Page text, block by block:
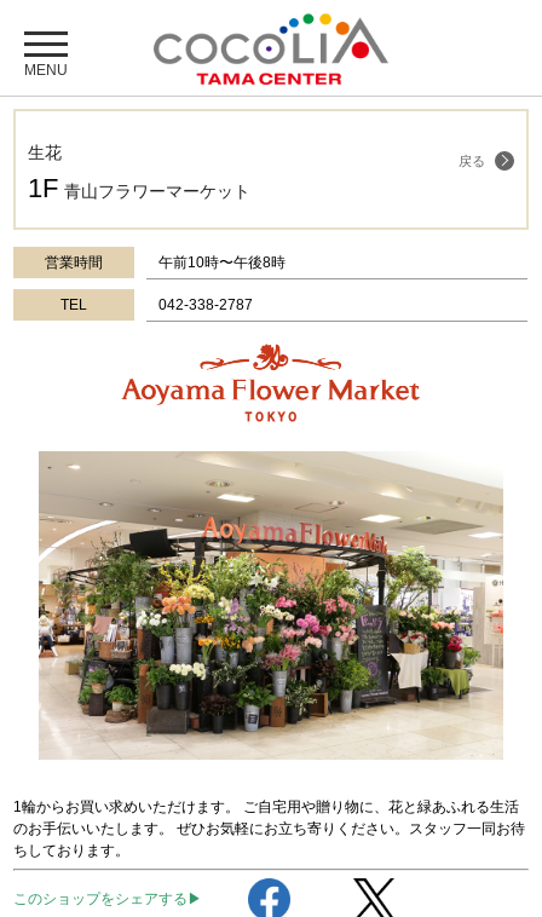
生花 戻る
1F 青山フラワーマーケット
営業時間 午前10時〜午後8時
TEL 042-338-2787
1輪からお買い求めいただけます。 ご自宅用や贈り物に、花と緑あふれる生活
のお手伝いいたします。 ぜひお気軽にお立ち寄りください。スタッフ一同お待
ちしております。
このショップをシェアする▶